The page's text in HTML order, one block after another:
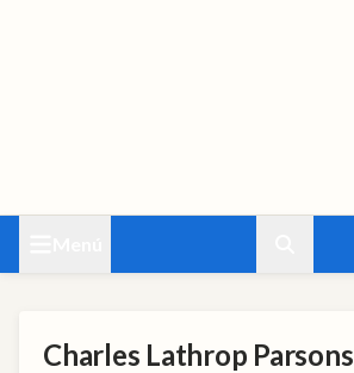
Quimicafacil.net — Entradas
Charles Lathrop Parsons